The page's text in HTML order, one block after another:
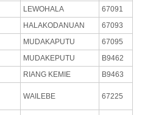
LEWOHALA
67091
HALAKODANUAN
67093
MUDAKAPUTU
67095
MUDAKEPUTU
B9462
RIANG KEMIE B9463
WAILEBE 67225